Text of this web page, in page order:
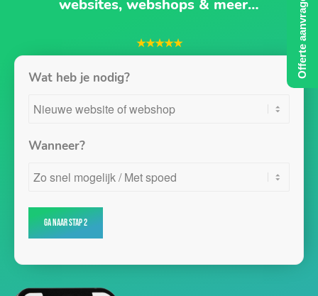
websites, webshops & meer…
★★★★★
Wat heb je nodig?
Wanneer?
Offerte aanvragen